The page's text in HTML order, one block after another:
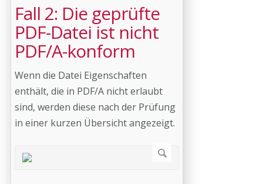
Fall 2: Die geprüfte
PDF-Datei ist nicht
PDF/A-konform
Wenn die Datei Eigenschaften
enthält, die in PDF/A nicht erlaubt
sind, werden diese nach der Prüfung
in einer kurzen Übersicht angezeigt.